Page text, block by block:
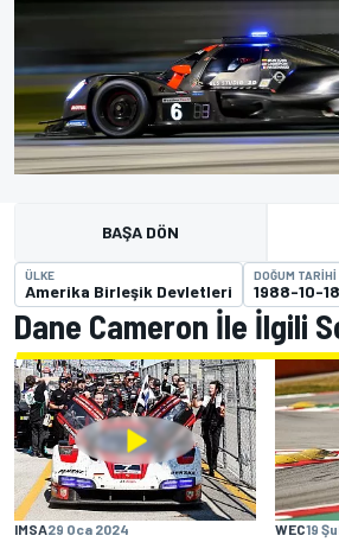
BAŞA DÖN
ÜLKE
Amerika Birleşik Devletleri
DOĞUM TARIHI
1988-10-18
Dane Cameron İle İlgili
IMSA29 Oca 2024 WEC19